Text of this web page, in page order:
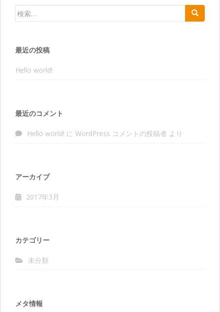
最近の投稿
Hello world!
最近のコメント
Hello world! に WordPress コメントの投稿者 より
アーカイブ
2017年3月
カテゴリー
未分類
メタ情報